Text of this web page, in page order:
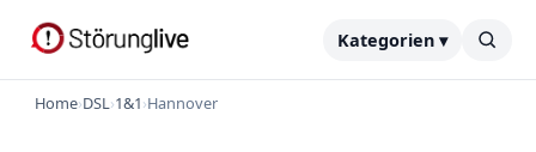
Kategorien ▾
Home›DSL›1&1›Hannover